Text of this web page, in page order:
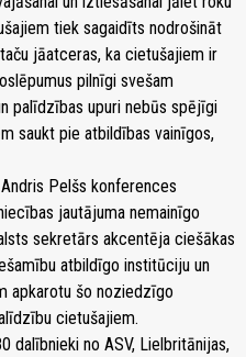
tiek sagaidīts nodrošināt
jāatceras, ka cietušajiem ir
pilnīgi svešam
palīdzības upuri nebūs spējīgi
saukt pie atbildības vainīgos,
Pelšs konferences
jautājuma nemainīgo
sekretārs akcentēja ciešākas
atbildīgo institūciju un
apkarotu šo noziedzīgo
cietušajiem.
dalībnieki no ASV, Lielbritānijas,